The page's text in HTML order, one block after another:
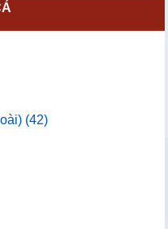
(42)